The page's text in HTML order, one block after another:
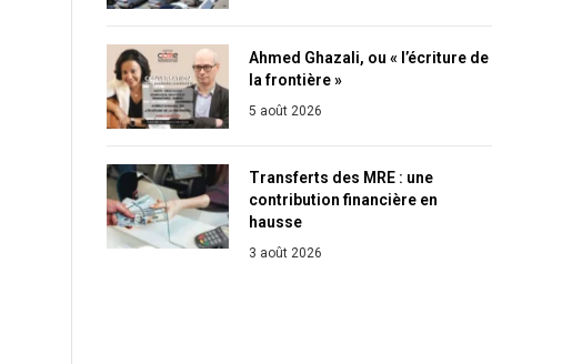
Ahmed Ghazali, ou « l’écriture de
la frontière »
5 août 2026
Transferts des MRE : une
contribution financière en
hausse
3 août 2026